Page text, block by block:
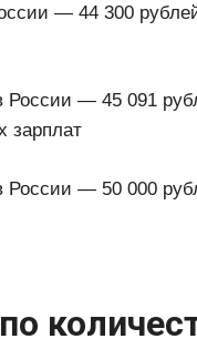
— 44 300
России — 45 091
зарплат
России — 50 000